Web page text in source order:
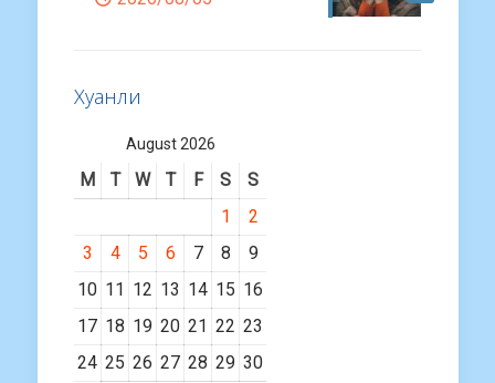
Хуанли
August 2026
M T W T F S
S
1
2
3
4 5 6 7 8
9
10 11 12 13 14 15 16
17 18 19 20 21 22 23
24 25 26 27 28 29 30